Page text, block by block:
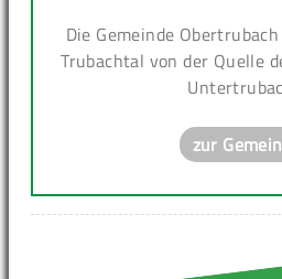
Die Gemeinde
Trubachtal von der Quelle
zur